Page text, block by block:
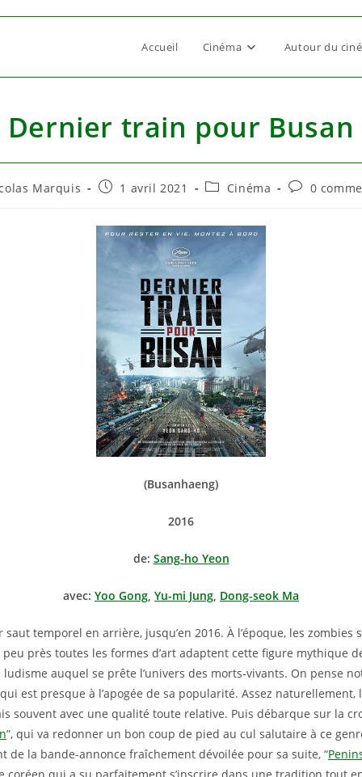
Accueil Cinéma Autour du
Dernier train pour Busan
autriceMarquis
Publication
1 avril 2021
PostCinéma 0
(Busanhaeng)
2016
de: Sang-ho Yeon
avec: Yoo Gong, Yu-mi Jung, Dong-seok Ma
saut temporel en arrière, jusqu’en 2016. À l’époque, les zombies
près toutes les formes d’art adaptent cette figure mythique
ludisme auquel se prête l’univers des morts-vivants. On pense
qui est presque à l’apogée de sa popularité. Assez
souvent avec une qualité toute relative. Puis débarque sur la
”, qui va redonner un bon coup de pied au cul salutaire à ce
de la bande-annonce fraîchement dévoilée pour sa suite, “